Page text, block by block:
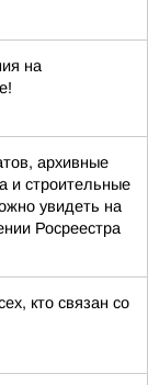
на
архивные
и строительные
увидеть на
Росреестра
кто связан со